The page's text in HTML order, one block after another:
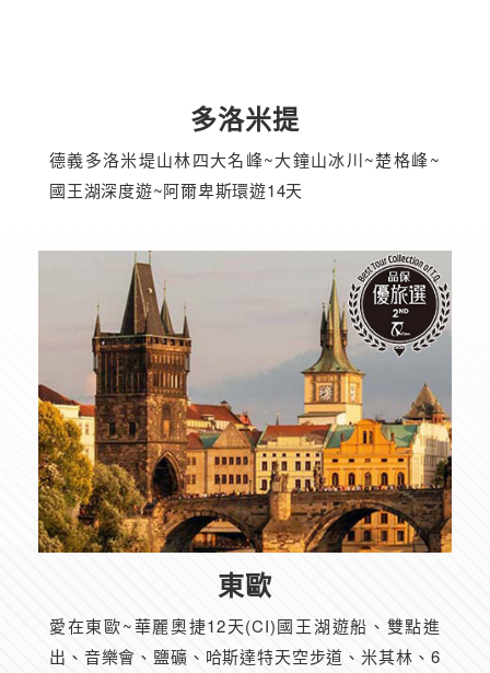
多洛米提
德義多洛米堤山林四大名峰~大鐘山冰川~楚格峰~
國王湖深度遊~阿爾卑斯環遊14天
東歐
愛在東歐~華麗奧捷12天(CI)國王湖遊船、雙點進
出、音樂會、鹽礦、哈斯達特天空步道、米其林、6